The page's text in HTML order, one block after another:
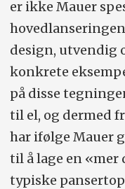
er ikke Mauer
design, utvendig
konkrete
på disse
til el, og dermed
har ifølge Mauer
til å lage en
typiske